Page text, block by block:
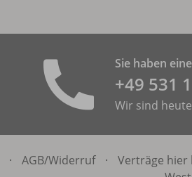
Sie haben
+49 531
Wir sind
· AGB/Widerruf · Verträge hier